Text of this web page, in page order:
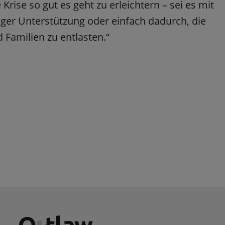
so gut es geht zu erleichtern – sei es mit
Unterstützung oder einfach dadurch, die
zu entlasten.“